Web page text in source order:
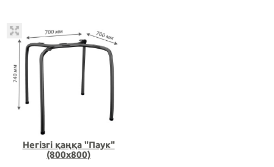
Негізгі қаңқа "Паук"
(800х800)